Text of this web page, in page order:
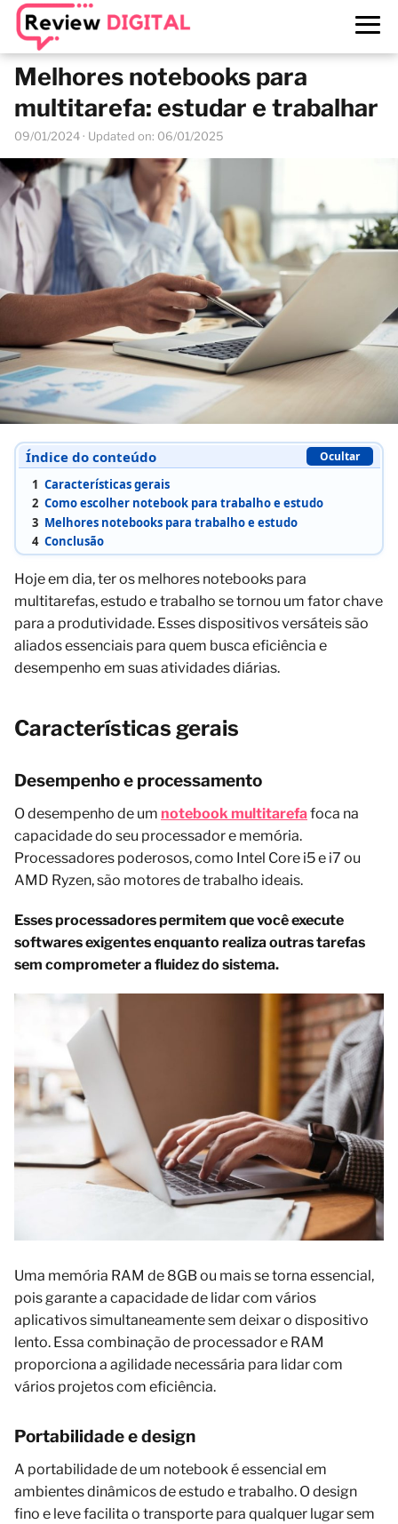
Melhores notebooks para
multitarefa: estudar e trabalhar
09/01/2024· Updated on: 06/01/2025
Índice do conteúdo Ocultar
1 Características gerais
2 Como escolher notebook para trabalho e estudo
3 Melhores notebooks para trabalho e estudo
4 Conclusão
Hoje em dia, ter os melhores notebooks para
multitarefas, estudo e trabalho se tornou um fator chave
para a produtividade. Esses dispositivos versáteis são
aliados essenciais para quem busca eficiência e
desempenho em suas atividades diárias.
Características gerais
Desempenho e processamento
O desempenho de um notebook multitarefa foca na
capacidade do seu processador e memória.
Processadores poderosos, como Intel Core i5 e i7 ou
AMD Ryzen, são motores de trabalho ideais.
Esses processadores permitem que você execute
softwares exigentes enquanto realiza outras tarefas
sem comprometer a fluidez do sistema.
Uma memória RAM de 8GB ou mais se torna essencial,
pois garante a capacidade de lidar com vários
aplicativos simultaneamente sem deixar o dispositivo
lento. Essa combinação de processador e RAM
proporciona a agilidade necessária para lidar com
vários projetos com eficiência.
Portabilidade e design
A portabilidade de um notebook é essencial em
ambientes dinâmicos de estudo e trabalho. O design
fino e leve facilita o transporte para qualquer lugar sem